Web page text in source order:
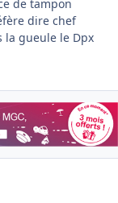
de tampon
dire chef
la gueule le Dpx